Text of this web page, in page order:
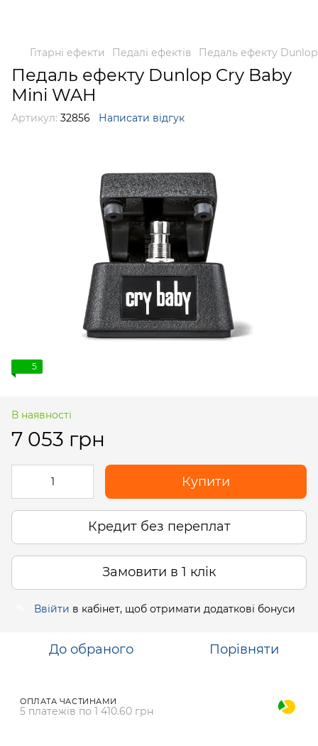
Гітарні ефекти Педалі ефектів Педаль ефекту
Педаль ефекту Dunlop Cry Baby
Mini WAH
Артикул: 32856 Написати відгук
5
В наявності
7 053 грн
Купити
Кредит без переплат
Замовити в 1 клік
Ввійти в кабінет, щоб отримати додаткові бонуси
До обраного Порівняти
ОПЛАТА ЧАСТИНАМИ
5 платежів по 1 410.60 грн